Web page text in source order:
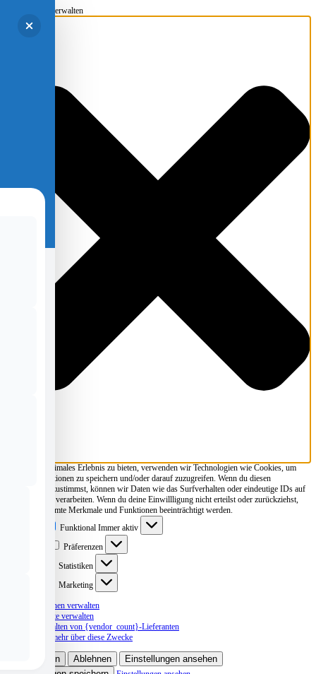
Einwilligung verwalten
Um dir ein optimales Erlebnis zu bieten, verwenden wir Technologien wie Cookies, um
Geräteinformationen zu speichern und/oder darauf zuzugreifen. Wenn du diesen
Technologien zustimmst, können wir Daten wie das Surfverhalten oder eindeutige IDs auf
dieser Website verarbeiten. Wenn du deine Einwillligung nicht erteilst oder zurückziehst,
können bestimmte Merkmale und Funktionen beeinträchtigt werden.
Funktional Immer aktiv
Präferenzen
Statistiken
Marketing
Optionen verwalten
Dienste verwalten
Verwalten von {vendor_count}-Lieferanten
Lese mehr über diese Zwecke
Akzeptieren Ablehnen
Einstellungen ansehen